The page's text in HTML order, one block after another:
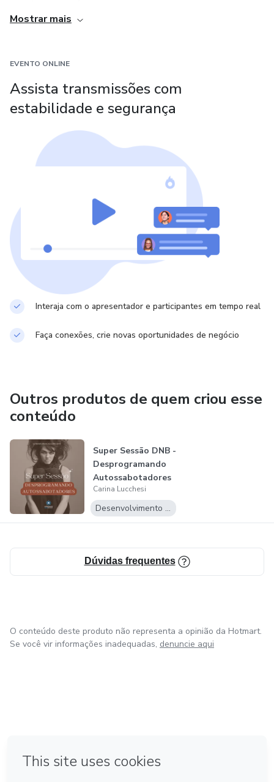
na vida das pessoas trazendo mais presença, consciência,
Mostrar mais
EVENTO ONLINE
Assista transmissões com
estabilidade e segurança
Interaja com o apresentador e participantes em tempo real
Faça conexões, crie novas oportunidades de negócio
Outros produtos de quem criou esse
conteúdo
Super Sessão DNB -
Desprogramando
Autossabotadores
Carina Lucchesi
Desenvolvimento Pessoal
Dúvidas frequentes
O conteúdo deste produto não representa a opinião da Hotmart.
Se você vir informações inadequadas, denuncie aqui
Feito com ❤ em Bogotá